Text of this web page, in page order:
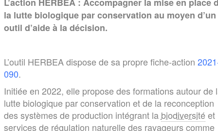
L’action HERBEA : Accompagner la mise en place
la lutte biologique par conservation au moyen d’un
outil d’aide à la décision.
L’outil HERBEA dispose de sa propre fiche-action
090.
Initiée en 2022, elle propose des formations autour de
lutte biologique par conservation et de la reconception
des systèmes de production intégrant la biodiversitéet
services de régulation naturelle des ravageurs comme